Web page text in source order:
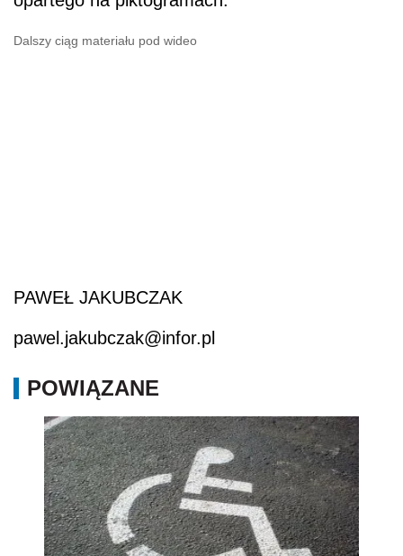
Dalszy ciąg materiału pod wideo
PAWEŁ JAKUBCZAK
pawel.jakubczak@infor.pl
POWIĄZANE